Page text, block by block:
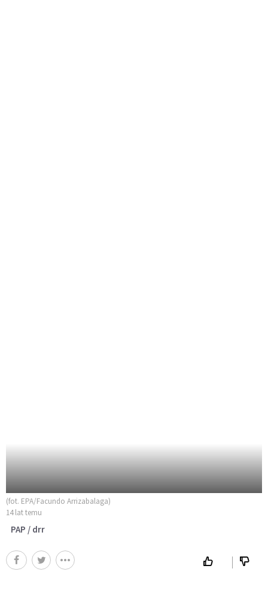
(fot. EPA/Facundo Arrizabalaga)
14 lat temu
PAP / drr